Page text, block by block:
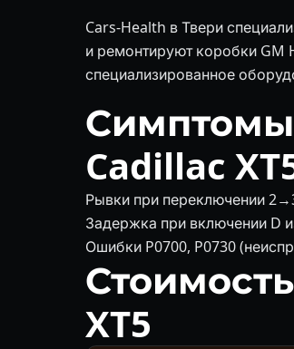
Cars-Health в Твери
и ремонтируют коробки GM
специализированное
Cadillac
Рывки при переключении
Задержка при включении D
Ошибки P0700, P0730
XT5